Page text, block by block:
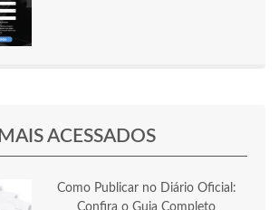
MAIS ACESSADOS
Como Publicar no Diário Oficial: